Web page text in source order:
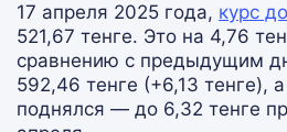
17 апреля 2025 года, курс
521,67 тенге. Это на 4,76
сравнению с предыдущим
592,46 тенге (+6,13 тенге),
поднялся — до 6,32 тенге